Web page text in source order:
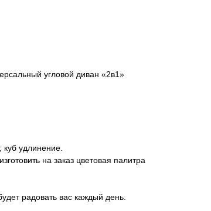
угловой диван «2в1»
куб удлинение.
на заказ цветовая палитра
радовать вас каждый день.